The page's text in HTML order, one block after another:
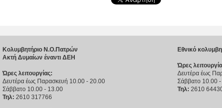
Κολυμβητήριο Ν.Ο.Πατρών
Ακτή Δυμαίων έναντι ΔΕΗ
Ώρες λειτουργίας:
Δευτέρα έως Παρασκευή 10.00 - 20.00
Σάββατο 10.00 - 13.00
Τηλ: 2610 317766
Εθνικό
Ώρες
Δευτέρα έως
Σάββατο 10.00
Τηλ: 2610